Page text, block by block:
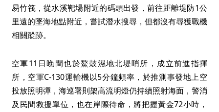
易竹筏，從水溪靶場附近的碼頭出發，前往距離堤防1公
里遠的墜海地點附近，嘗試潛水搜尋，但都沒有尋獲戰機
相關蹤跡。
空軍11日晚間也於鰲鼓濕地北堤哨所，成立前進指揮
所，空軍C-130運輸機以5分鐘頻率，於推測事發地上空
投放照明彈，海巡署則架高流明燈仍持續照射海面，警消
及民間救援單位，也在岸際待命，將把握黃金72小時，